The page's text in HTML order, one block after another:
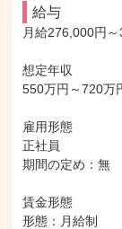
給与
月給276,000円
想定年収
550万円～720万
雇用形態
正社員
期間の定め：無
賃金形態
形態：月給制